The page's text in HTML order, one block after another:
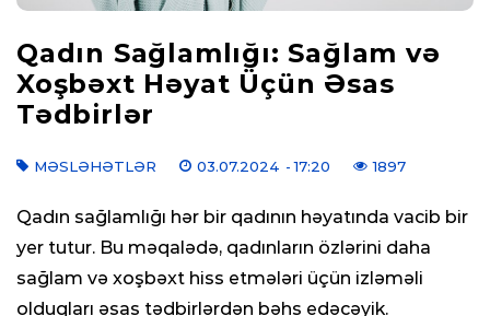
Qadın Sağlamlığı: Sağlam və
Xoşbəxt Həyat Üçün Əsas
Tədbirlər
MƏSLƏHƏTLƏR 03.07.2024 - 17:20 1897
Qadın sağlamlığı hər bir qadının həyatında vacib bir
yer tutur. Bu məqalədə, qadınların özlərini daha
sağlam və xoşbəxt hiss etmələri üçün izləməli
olduqları əsas tədbirlərdən bəhs edəcəyik.